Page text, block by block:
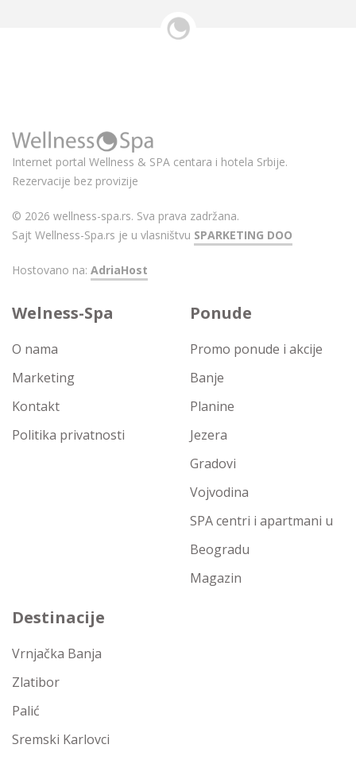
Internet portal Wellness & SPA centara i hotela Srbije.
Rezervacije bez provizije
© 2026 wellness-spa.rs. Sva prava zadržana.
Sajt Wellness-Spa.rs je u vlasništvu SPARKETING DOO
Hostovano na: AdriaHost
Welness-Spa
O nama
Marketing
Kontakt
Politika privatnosti
Ponude
Promo ponude i akcije
Banje
Planine
Jezera
Gradovi
Vojvodina
SPA centri i apartmani u
Beogradu
Magazin
Destinacije
Vrnjačka Banja
Zlatibor
Palić
Sremski Karlovci